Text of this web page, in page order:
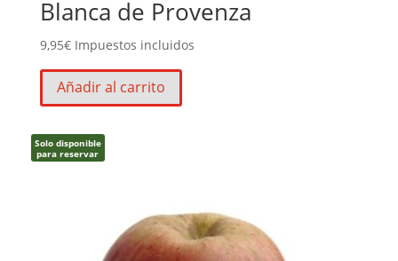
Blanca de Provenza
9,95€ Impuestos incluidos
Añadir al carrito
Solo disponible
para reservar